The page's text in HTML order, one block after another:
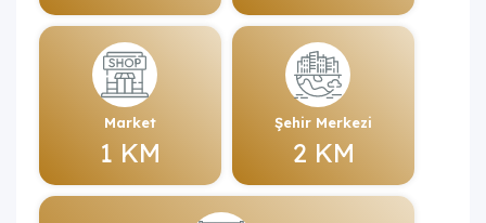
Market
1 KM
Şehir Merkezi
2 KM